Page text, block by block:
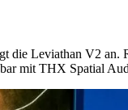
Leviathan V2 an.
mit THX Spatial